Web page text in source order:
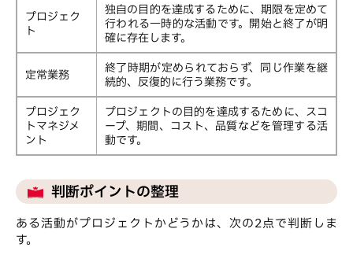
プロジェク
ト
独自の目的を達成するために、期限を定めて
行われる一時的な活動です。開始と終了が明
確に存在します。
定常業務
終了時期が定められておらず、同じ作業を継
続的、反復的に行う業務です。
プロジェク
トマネジメ
ント
プロジェクトの目的を達成するために、スコ
ープ、期間、コスト、品質などを管理する活
動です。
判断ポイントの整理
ある活動がプロジェクトかどうかは、次の2点で判断しま
す。